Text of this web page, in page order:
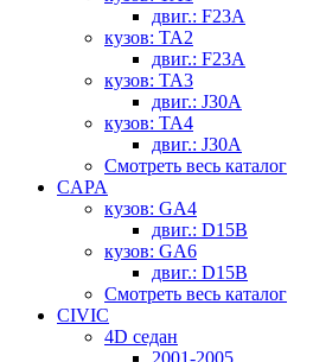
двиг.: F23A
кузов: TA2
двиг.: F23A
кузов: TA3
двиг.: J30A
кузов: TA4
двиг.: J30A
Смотреть весь каталог
CAPA
кузов: GA4
двиг.: D15B
кузов: GA6
двиг.: D15B
Смотреть весь каталог
CIVIC
4D седан
2001-2005